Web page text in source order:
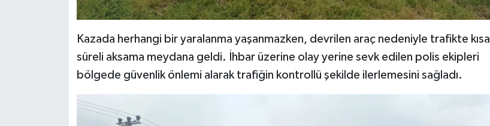
Kazada herhangi bir yaralanma yaşanmazken, devrilen araç nedeniyle trafikte kısa
süreli aksama meydana geldi. İhbar üzerine olay yerine sevk edilen polis ekipleri
bölgede güvenlik önlemi alarak trafiğin kontrollü şekilde ilerlemesini sağladı.